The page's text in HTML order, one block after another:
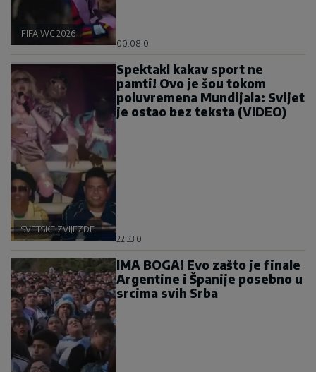
FIFA WC 2026
00:08 0
SVETSKE ZVIJEZDE
Spektakl kakav sport ne
pamti! Ovo je šou tokom
poluvremena Mundijala: Svijet
je ostao bez teksta (VIDEO)
22:33 0
IMA BOGA! Evo zašto je finale
Argentine i Španije posebno u
srcima svih Srba